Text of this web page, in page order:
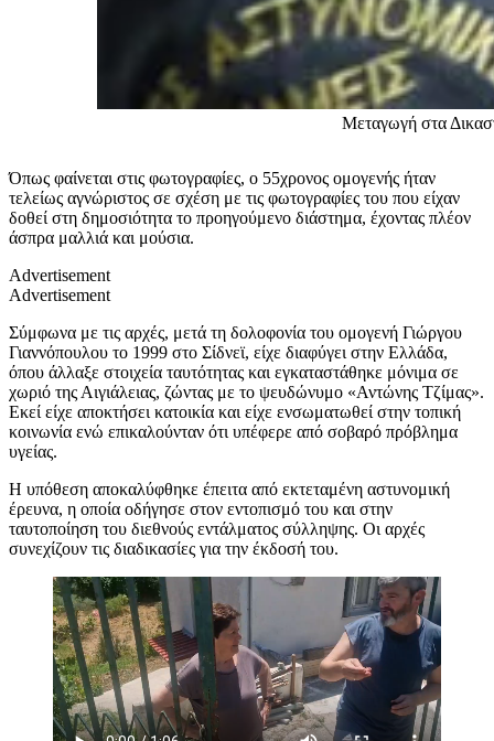
Μεταγωγή στα
Όπως φαίνεται στις φωτογραφίες, ο 55χρονος ομογενής ήταν
τελείως αγνώριστος σε σχέση με τις φωτογραφίες του που είχαν
δοθεί στη δημοσιότητα το προηγούμενο διάστημα, έχοντας πλέον
άσπρα μαλλιά και μούσια.
Advertisement
Advertisement
Σύμφωνα με τις αρχές, μετά τη δολοφονία του ομογενή Γιώργου
Γιαννόπουλου το 1999 στο Σίδνεϊ, είχε διαφύγει στην Ελλάδα,
όπου άλλαξε στοιχεία ταυτότητας και εγκαταστάθηκε μόνιμα σε
χωριό της Αιγιάλειας, ζώντας με το ψευδώνυμο «Αντώνης Τζίμας».
Εκεί είχε αποκτήσει κατοικία και είχε ενσωματωθεί στην τοπική
κοινωνία ενώ επικαλούνταν ότι υπέφερε από σοβαρό πρόβλημα
υγείας.
Η υπόθεση αποκαλύφθηκε έπειτα από εκτεταμένη αστυνομική
έρευνα, η οποία οδήγησε στον εντοπισμό του και στην
ταυτοποίηση του διεθνούς εντάλματος σύλληψης. Οι αρχές
συνεχίζουν τις διαδικασίες για την έκδοσή του.